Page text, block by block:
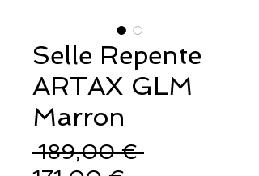
Selle Repente
ARTAX GLM
Marron
189,00 € Prix